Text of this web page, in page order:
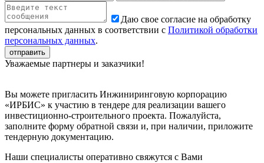
Даю свое согласие на обработку
персональных данных в соответствии с Политикой обработки
персональных данных.
Уважаемые партнеры и заказчики!
Вы можете пригласить Инжиниринговую корпорацию
«ИРБИС» к участию в тендере для реализации вашего
инвестиционно-строительного проекта. Пожалуйста,
заполните форму обратной связи и, при наличии, приложите
тендерную документацию.
Наши специалисты оперативно свяжутся с Вами